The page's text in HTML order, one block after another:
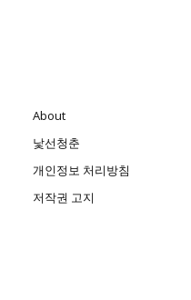
About
낯선청춘
개인정보 처리방침
저작권 고지